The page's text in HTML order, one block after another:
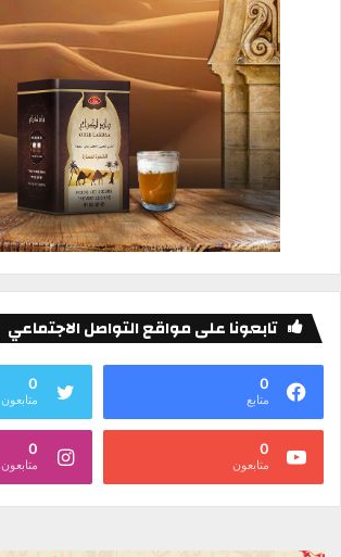
تابعونا على مواقع التواصل الاجتماعي
0
متابع
0
متابعون
0
متابعون
0
متابعون